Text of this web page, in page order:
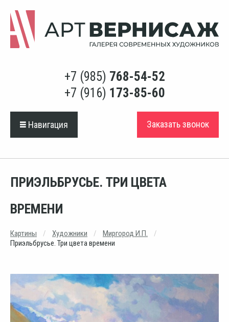
+7 (985) 768-54-52
+7 (916) 173-85-60
Навигация Заказать звонок
ПРИЭЛЬБРУСЬЕ. ТРИ ЦВЕТА
ВРЕМЕНИ
Картины Художники
Миргород И.П.
Приэльбрусье. Три цвета времени